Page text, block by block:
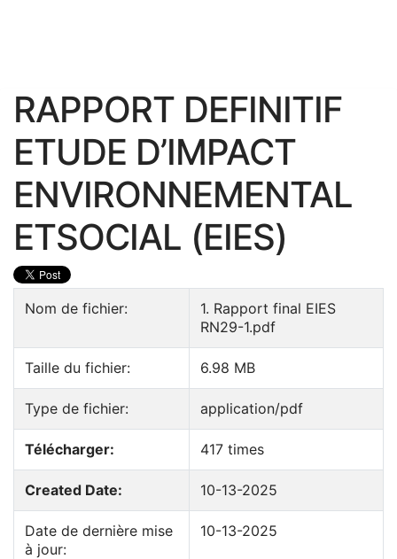
RAPPORT DEFINITIF
ETUDE D’IMPACT
ENVIRONNEMENTAL
ETSOCIAL (EIES)
Nom de fichier:
1. Rapport final EIES
RN29-1.pdf
Taille du fichier: 6.98 MB
Type de fichier: application/pdf
Télécharger: 417 times
Created Date: 10-13-2025
Date de dernière mise
à jour:
10-13-2025